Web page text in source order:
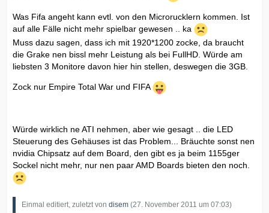
Was Fifa angeht kann evtl. von den Microrucklern kommen. Ist
auf alle Fälle nicht mehr spielbar gewesen .. ka
Muss dazu sagen, dass ich mit 1920*1200 zocke, da braucht
die Grake nen bissl mehr Leistung als bei FullHD. Würde am
liebsten 3 Monitore davon hier hin stellen, deswegen die 3GB.
Zock nur Empire Total War und FIFA
Würde wirklich ne ATI nehmen, aber wie gesagt .. die LED
Steuerung des Gehäuses ist das Problem... Bräuchte sonst nen
nvidia Chipsatz auf dem Board, den gibt es ja beim 1155ger
Sockel nicht mehr, nur nen paar AMD Boards bieten den noch.
Einmal editiert, zuletzt von disem (27. November 2011 um 07:03)